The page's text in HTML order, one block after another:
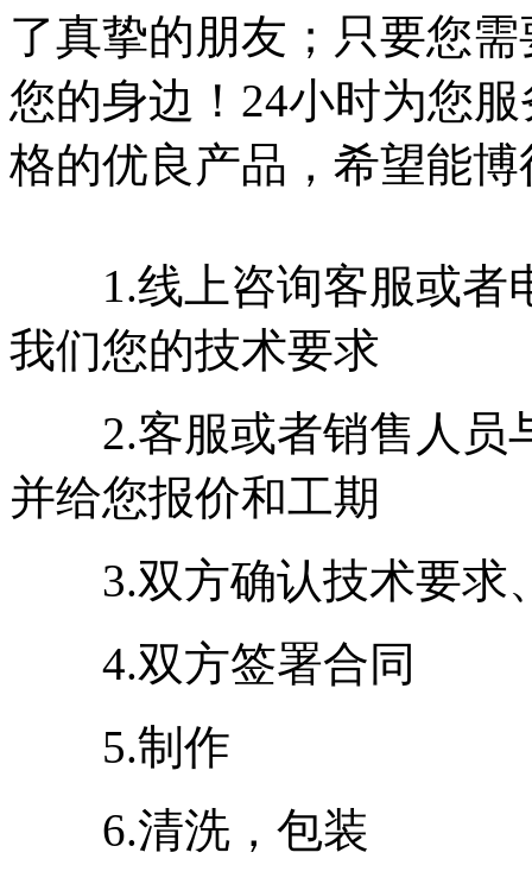
了真挚的朋友；只要您
您的身边！24小时为您
格的优良产品，希望能
1.线上咨询客服或者
我们您的技术要求
2.客服或者销售人员
并给您报价和工期
3.双方确认技术要求
4.双方签署合同
5.制作
6.清洗，包装